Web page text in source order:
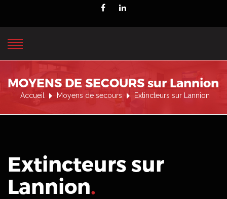
MOYENS DE SECOURS sur Lannion
Accueil Moyens de secours Extincteurs sur Lannion
Extincteurs sur
Lannion.